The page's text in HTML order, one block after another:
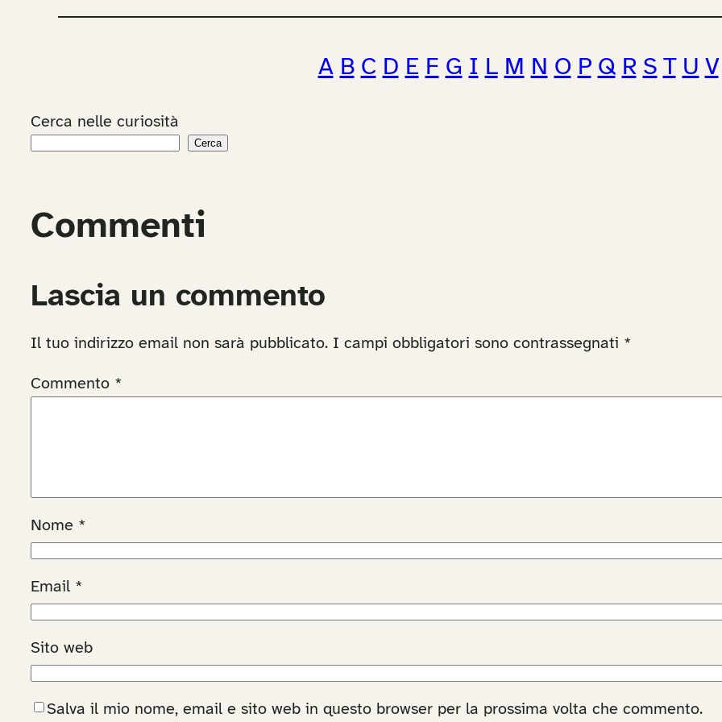
A B C D E F G I L M N O P Q R S T U V
Cerca nelle curiosità
Cerca
Commenti
Lascia un commento
Il tuo indirizzo email non sarà pubblicato. I campi obbligatori sono contrassegnati *
Commento *
Nome *
Email *
Sito web
Salva il mio nome, email e sito web in questo browser per la prossima volta che commento.